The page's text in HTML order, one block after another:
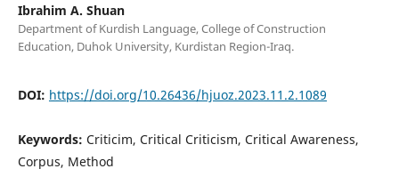
Ibrahim A. Shuan
Department of Kurdish Language, College of Construction
Education, Duhok University, Kurdistan Region-Iraq.
DOI: https://doi.org/10.26436/hjuoz.2023.11.2.1089
Keywords: Criticim, Critical Criticism, Critical Awareness,
Corpus, Method